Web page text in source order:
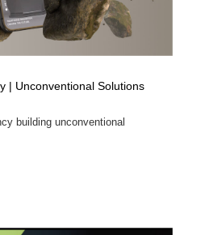
| Unconventional Solutions
building unconventional